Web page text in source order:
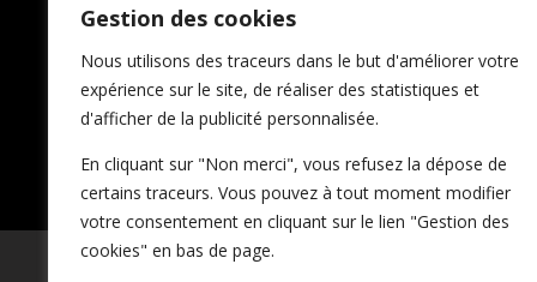
Gestion des cookies
Nous utilisons des traceurs dans le but d'améliorer votre
expérience sur le site, de réaliser des statistiques et
d'afficher de la publicité personnalisée.
En cliquant sur "Non merci", vous refusez la dépose de
certains traceurs. Vous pouvez à tout moment modifier
votre consentement en cliquant sur le lien "Gestion des
cookies" en bas de page.